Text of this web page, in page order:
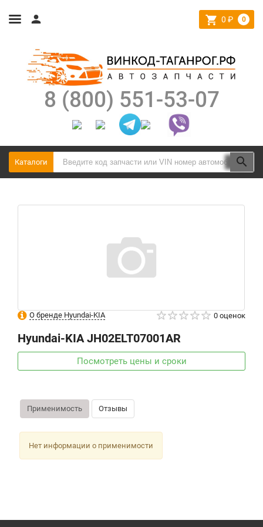
0 ₽ 0
8 (800) 551-53-07
Каталоги
О бренде Hyundai-KIA 0 оценок
Hyundai-KIAJH02ELT07001AR
Посмотреть цены и сроки
Применимость Отзывы
Нет информации о применимости